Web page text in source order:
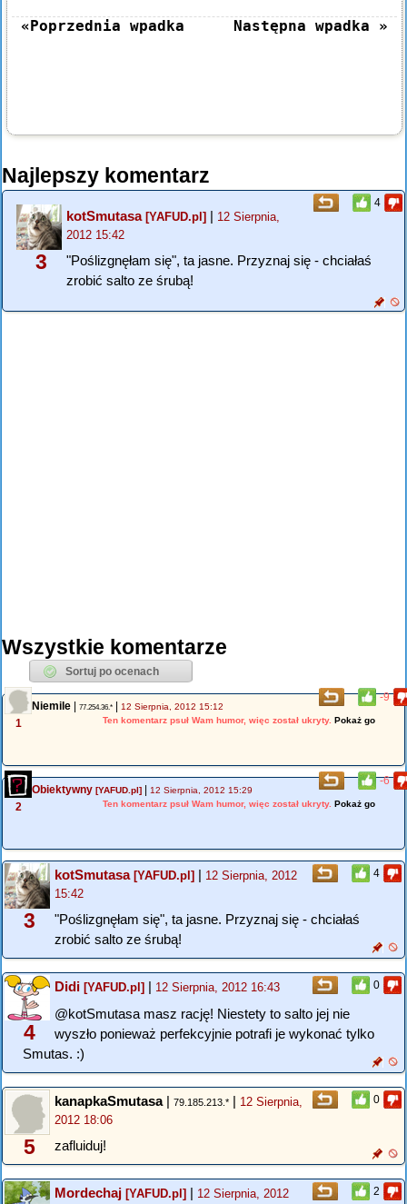
«Poprzednia wpadka Następna wpadka »
Najlepszy komentarz
4
3
kotSmutasa[YAFUD.pl] | 12 Sierpnia,
2012 15:42
"Poślizgnęłam się", ta jasne. Przyznaj się - chciałaś
zrobić salto ze śrubą!
Wszystkie komentarze
-9
1
Niemile 77.254.36.*
12 Sierpnia, 2012 15:12
Ten komentarz psuł Wam humor, więc został ukryty. Pokaż go
-6
2
Obiektywny [YAFUD.pl]
12 Sierpnia, 2012 15:29
Ten komentarz psuł Wam humor, więc został ukryty. Pokaż go
4
3
kotSmutasa[YAFUD.pl] | 12 Sierpnia, 2012
15:42
"Poślizgnęłam się", ta jasne. Przyznaj się - chciałaś
zrobić salto ze śrubą!
0
4
Didi [YAFUD.pl] | 12 Sierpnia, 2012 16:43
@kotSmutasa masz rację! Niestety to salto jej nie
wyszło ponieważ perfekcyjnie potrafi je wykonać tylko
Smutas. :)
0
5
kanapkaSmutasa| 79.185.213.* | 12 Sierpnia,
2012 18:06
zafluiduj!
2
Mordechaj [YAFUD.pl] | 12 Sierpnia, 2012